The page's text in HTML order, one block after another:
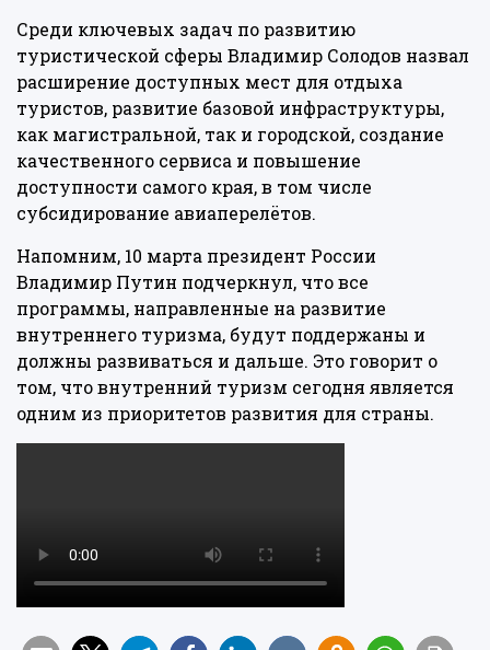
Среди ключевых задач по развитию
туристической сферы Владимир Солодов назвал
расширение доступных мест для отдыха
туристов, развитие базовой инфраструктуры,
как магистральной, так и городской, создание
качественного сервиса и повышение
доступности самого края, в том числе
субсидирование авиаперелётов.
Напомним, 10 марта президент России
Владимир Путин подчеркнул, что все
программы, направленные на развитие
внутреннего туризма, будут поддержаны и
должны развиваться и дальше. Это говорит о
том, что внутренний туризм сегодня является
одним из приоритетов развития для страны.